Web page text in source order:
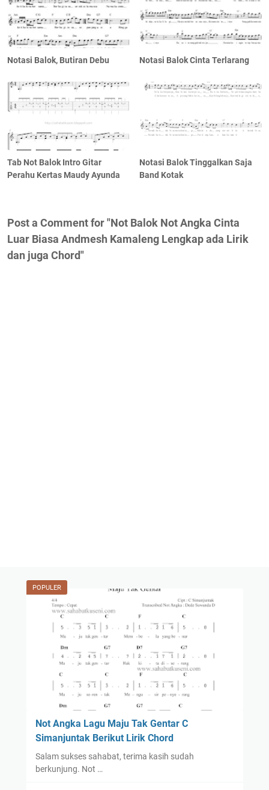
Notasi Balok, Butiran Debu Notasi Balok Cinta Terlarang
Tab Not Balok Intro Gitar
Perahu Kertas Maudy Ayunda
Notasi Balok Tinggalkan Saja
Band Kotak
Post a Comment for "Not Balok Not Angka Cinta
Luar Biasa Andmesh Kamaleng Lengkap ada Lirik
dan juga Chord"
POPULER
Not Angka Lagu Maju Tak Gentar C
Simanjuntak Berikut Lirik Chord
Salam sukses sahabat, terima kasih sudah
berkunjung. Not …